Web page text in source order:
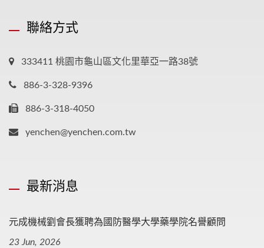
聯絡方式
333411 桃園市龜山區文化里華亞一路38號
886-3-328-9396
886-3-318-4050
yenchen@yenchen.com.tw
最新消息
元成機械劉會長獲聘為國防醫學大學藥學院名譽顧問
23 Jun, 2026